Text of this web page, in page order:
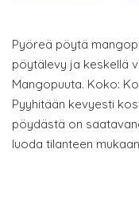
Pyöreä pöytä
pöytälevy ja keskellä
Mangopuuta. Koko:
Pyyhitään kevyesti
pöydästä on
luoda tilanteen